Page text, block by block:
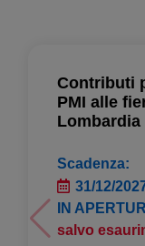
Contributi
PMI alle
Scadenza:
31/12/
IN
salvo